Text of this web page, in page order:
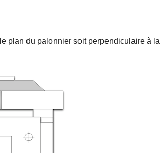
plan du palonnier soit perpendiculaire à la